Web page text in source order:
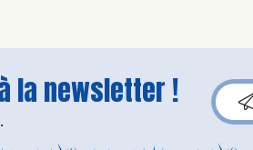
la newsletter !